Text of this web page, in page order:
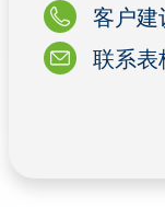
客户建
联系表